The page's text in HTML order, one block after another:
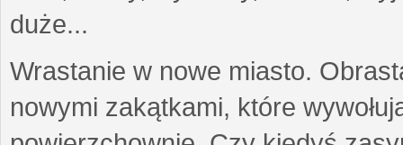
duże...
Wrastanie w nowe miasto.
nowymi zakątkami, które